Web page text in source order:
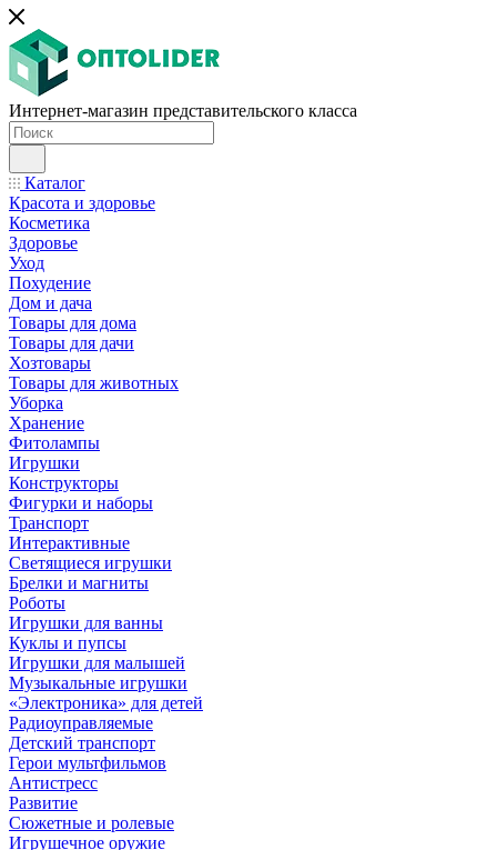
Интернет-магазин представительского класса
Каталог
Красота и здоровье
Косметика
Здоровье
Уход
Похудение
Дом и дача
Товары для дома
Товары для дачи
Хозтовары
Товары для животных
Уборка
Хранение
Фитолампы
Игрушки
Конструкторы
Фигурки и наборы
Транспорт
Интерактивные
Светящиеся игрушки
Брелки и магниты
Роботы
Игрушки для ванны
Куклы и пупсы
Игрушки для малышей
Музыкальные игрушки
«Электроника» для детей
Радиоуправляемые
Детский транспорт
Герои мультфильмов
Антистресс
Развитие
Сюжетные и ролевые
Игрушечное оружие